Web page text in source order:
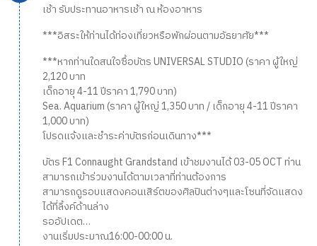
เช้า รับประทานอาหารเช้า ณ ห้องอาหาร
***อิสระให้ท่านได้ท่องเที่ยวหรือพักผ่อนตามอัธยาศัย***
***หากท่านใดสนใจซื้อบัตร UNIVERSAL STUDIO (ราคา ผู้ใหญ่
2,120 บาท
เด็กอายุ 4-11 ปีราคา 1,790 บาท)
Sea. Aquarium (ราคา ผู้ใหญ่ 1,350 บาท / เด็กอายุ 4-11 ปีราคา
1,000 บาท)
โปรดแจ้งและชำระค่าบัตรก่อนเดินทาง***
บัตร F1 Connaught Grandstand เข้าชมงานได้ 03-05 OCT ท่าน
สามารถเข้าร่วมงานได้ตามเวลาที่ท่านต้องการ
สามารถดูรอบแสดงคอนเสิร์ตของศิลปินต่างๆและโซนที่จัดแสดง
ได้ที่ลิ้งค์ด้านล่าง
รออัปเดต…
งานเริ่มประมาณ16:00-00:00 น.